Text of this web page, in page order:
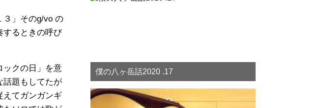
３」そのg/vo の
するときの呼び
ックの日」を意
話題もしてたが
えてガンガンギ
僕の八ヶ岳話2020 .17